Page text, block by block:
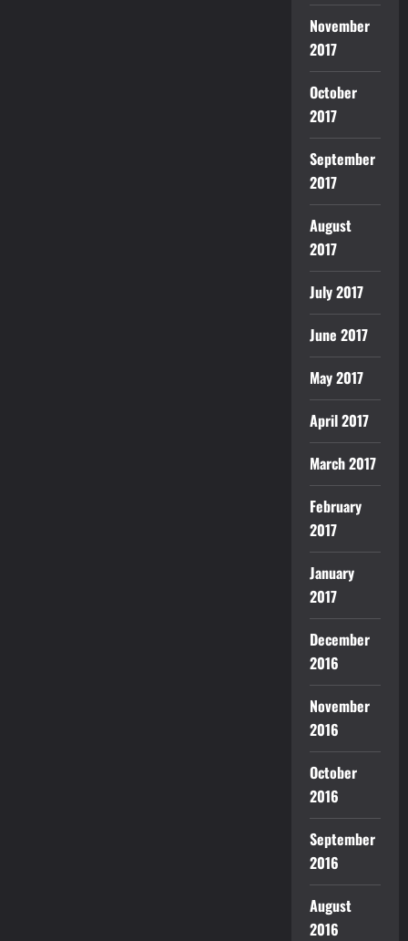
November
2017
October
2017
September
2017
August
2017
July 2017
June 2017
May 2017
April 2017
March 2017
February
2017
January
2017
December
2016
November
2016
October
2016
September
2016
August
2016